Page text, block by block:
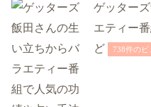
ゲッター
エティー
ど
738件のビ